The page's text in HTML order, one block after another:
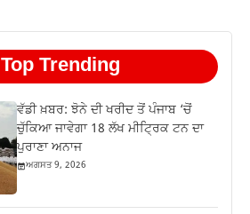
Top Trending
ਵੱਡੀ ਖ਼ਬਰ: ਝੋਨੇ ਦੀ ਖਰੀਦ ਤੋਂ ਪੰਜਾਬ ‘ਚੋਂ
ਚੁੱਕਿਆ ਜਾਵੇਗਾ 18 ਲੱਖ ਮੀਟ੍ਰਿਕ ਟਨ ਦਾ
ਪੁਰਾਣਾ ਅਨਾਜ
ਅਗਸਤ 9, 2026